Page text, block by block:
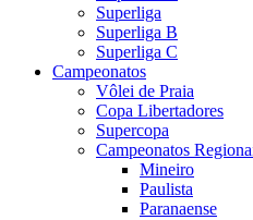
Superliga
Superliga B
Superliga C
Campeonatos
Vôlei de Praia
Copa Libertadores
Supercopa
Campeonatos
Mineiro
Paulista
Paranaense